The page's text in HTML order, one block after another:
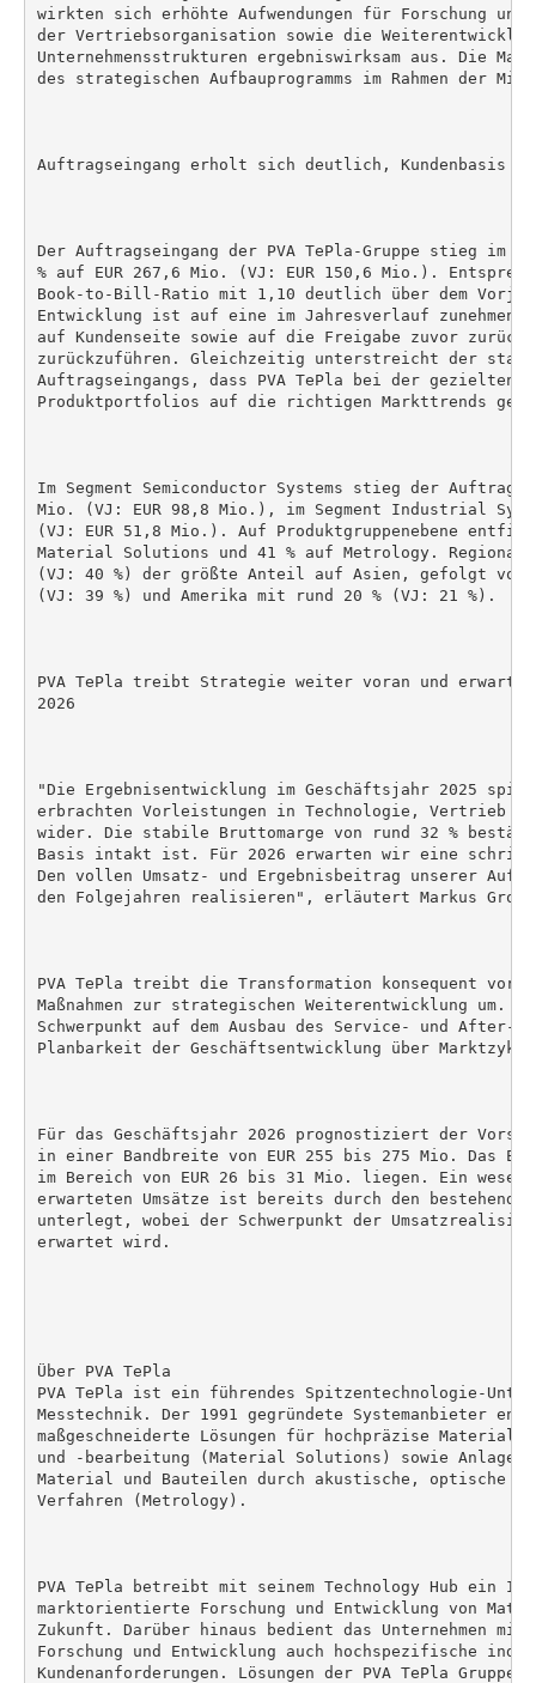
wirkten sich erhöhte Aufwendungen für Forschung und
der Vertriebsorganisation sowie die
Unternehmensstrukturen ergebniswirksam aus. Die
des strategischen Aufbauprogramms im Rahmen der
Auftragseingang erholt sich deutlich, Kundenbasis
Der Auftragseingang der PVA TePla-Gruppe stieg im
% auf EUR 267,6 Mio. (VJ: EUR 150,6 Mio.).
Book-to-Bill-Ratio mit 1,10 deutlich über dem
Entwicklung ist auf eine im Jahresverlauf
auf Kundenseite sowie auf die Freigabe zuvor
zurückzuführen. Gleichzeitig unterstreicht der
Auftragseingangs, dass PVA TePla bei der gezielten
Produktportfolios auf die richtigen Markttrends
Im Segment Semiconductor Systems stieg der
Mio. (VJ: EUR 98,8 Mio.), im Segment Industrial
(VJ: EUR 51,8 Mio.). Auf Produktgruppenebene
Material Solutions und 41 % auf Metrology.
(VJ: 40 %) der größte Anteil auf Asien, gefolgt von
(VJ: 39 %) und Amerika mit rund 20 % (VJ: 21 %).
PVA TePla treibt Strategie weiter voran und
2026
"Die Ergebnisentwicklung im Geschäftsjahr 2025
erbrachten Vorleistungen in Technologie, Vertrieb
wider. Die stabile Bruttomarge von rund 32 %
Basis intakt ist. Für 2026 erwarten wir eine
Den vollen Umsatz- und Ergebnisbeitrag unserer
den Folgejahren realisieren", erläutert Markus Groß,
PVA TePla treibt die Transformation konsequent
Maßnahmen zur strategischen Weiterentwicklung um.
Schwerpunkt auf dem Ausbau des Service- und After-
Planbarkeit der Geschäftsentwicklung über
Für das Geschäftsjahr 2026 prognostiziert der
in einer Bandbreite von EUR 255 bis 275 Mio. Das
im Bereich von EUR 26 bis 31 Mio. liegen. Ein
erwarteten Umsätze ist bereits durch den
unterlegt, wobei der Schwerpunkt der
erwartet wird.
Über PVA TePla
PVA TePla ist ein führendes Spitzentechnologie-
Messtechnik. Der 1991 gegründete Systemanbieter
maßgeschneiderte Lösungen für hochpräzise
und -bearbeitung (Material Solutions) sowie Anlagen
Material und Bauteilen durch akustische, optische
Verfahren (Metrology).
PVA TePla betreibt mit seinem Technology Hub ein
marktorientierte Forschung und Entwicklung von
Zukunft. Darüber hinaus bedient das Unternehmen
Forschung und Entwicklung auch hochspezifische
Kundenanforderungen. Lösungen der PVA TePla